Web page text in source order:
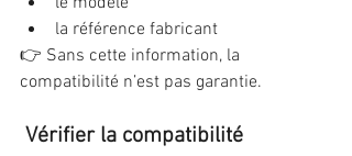
la référence fabricant
👉 Sans cette information, la
compatibilité n’est pas garantie.
Vérifier la compatibilité